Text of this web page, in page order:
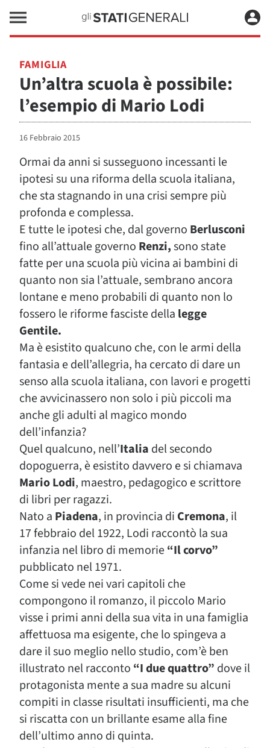
FAMIGLIA
Un’altra scuola è possibile:
l’esempio di Mario Lodi
16 Febbraio 2015
Ormai da anni si susseguono incessanti le
ipotesi su una riforma della scuola italiana,
che sta stagnando in una crisi sempre più
profonda e complessa.
E tutte le ipotesi che, dal governo Berlusconi
fino all’attuale governo Renzi,sono state
fatte per una scuola più vicina ai bambini di
quanto non sia l’attuale, sembrano ancora
lontane e meno probabili di quanto non lo
fossero le riforme fasciste della legge
Gentile.
Ma è esistito qualcuno che, con le armi della
fantasia e dell’allegria, ha cercato di dare un
senso alla scuola italiana, con lavori e progetti
che avvicinassero non solo i più piccoli ma
anche gli adulti al magico mondo
dell’infanzia?
Quel qualcuno, nell’Italia del secondo
dopoguerra, è esistito davvero e si chiamava
Mario Lodi, maestro, pedagogico e scrittore
di libri per ragazzi.
Nato a Piadena, in provincia di Cremona, il
17 febbraio del 1922, Lodi raccontò la sua
infanzia nel libro di memorie“Il corvo”
pubblicato nel 1971.
Come si vede nei vari capitoli che
compongono il romanzo, il piccolo Mario
visse i primi anni della sua vita in una famiglia
affettuosa ma esigente, che lo spingeva a
dare il suo meglio nello studio, com’è ben
illustrato nel racconto “I due quattro” dove il
protagonista mente a sua madre su alcuni
compiti in classe risultati insufficienti, ma che
si riscatta con un brillante esame alla fine
dell’ultimo anno di quinta.